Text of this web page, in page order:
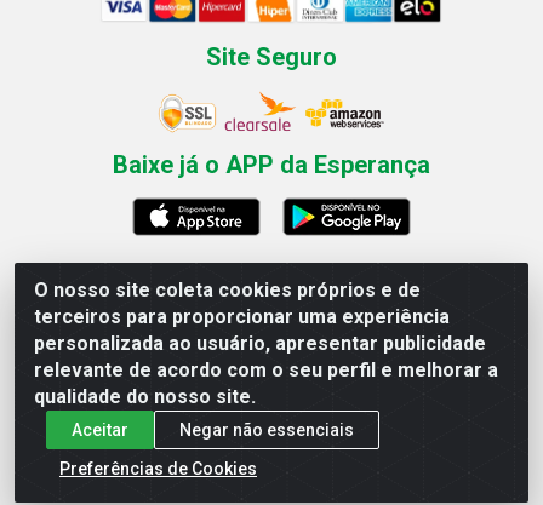
O nosso site coleta cookies próprios e de
terceiros para proporcionar uma experiência
personalizada ao usuário, apresentar publicidade
relevante de acordo com o seu perfil e melhorar a
qualidade do nosso site.
Aceitar
Negar não essenciais
Preferências de Cookies
Site Seguro
Baixe já o APP da Esperança
Esperança Nordeste - Rua Professor Caldas Filho, 291 -
Estância - Recife / PE CEP: 50771-335 - CNPJ
03.666.136/0001-23